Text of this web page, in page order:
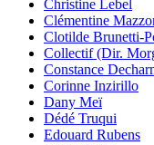
Christine Lebel
Clémentine
Clotilde Brunetti-
Collectif (Dir.
Constance
Corinne Inzirillo
Dany Meï
Dédé Truqui
Edouard Rubens